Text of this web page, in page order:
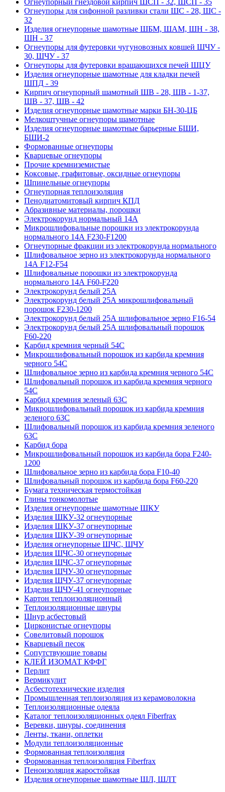
Огнеупоры для сифонной разливки стали ШС - 28, ШС -
32
Изделия огнеупорные шамотные ШБМ, ШАМ, ШН - 38,
ШН - 37
Огнеупоры для футеровки чугуновозных ковшей ШЧУ -
30, ШЧУ - 37
Огнеупоры для футеровки вращающихся печей ШЦУ
Изделия огнеупорные шамотные для кладки печей
ШПД - 39
Кирпич огнеупорный шамотный ШВ - 28, ШВ - 1-37,
ШВ - 37, ШВ - 42
Изделия огнеупорные шамотные марки БН-30-ЦБ
Мелкоштучные огнеупоры шамотные
Изделия огнеупорные шамотные барьерные БШИ,
БШИ-2
Формованные огнеупоры
Кварцевые огнеупоры
Прочие кремниземистые
Коксовые, графитовые, оксидные огнеупоры
Шпинельные огнеупоры
Огнеупорная теплоизоляция
Пенодиатомитовый кирпич КПД
Абразивные материалы, порошки
Электрокорунд нормальный 14А
Микрошлифовальные порошки из электрокорунда
нормального 14А F230-F1200
Огнеупорные фракции из электрокорунда нормального
Шлифовальное зерно из электрокорунда нормального
14А F12-F54
Шлифовальные порошки из электрокорунда
нормального 14А F60-F220
Электрокорунд белый 25А
Электрокорунд белый 25А микрошлифовальный
порошок F230-1200
Электрокорунд белый 25А шлифовальное зерно F16-54
Электрокорунд белый 25А шлифовальный порошок
F60-220
Карбид кремния черный 54С
Микрошлифовальный порошок из карбида кремния
черного 54С
Шлифовальное зерно из карбида кремния черного 54C
Шлифовальный порошок из карбида кремния черного
54С
Карбид кремния зеленый 63С
Микрошлифовальный порошок из карбида кремния
зеленого 63С
Шлифовальный порошок из карбида кремния зеленого
63С
Карбид бора
Микрошлифовальный порошок из карбида бора F240-
1200
Шлифовальное зерно из карбида бора F10-40
Шлифовальный порошок из карбида бора F60-220
Бумага техническая термостойкая
Глины тонкомолотые
Изделия огнеупорные шамотные ШКУ
Изделия ШКУ-32 огнеупорные
Изделия ШКУ-37 огнеупорные
Изделия ШКУ-39 огнеупорные
Изделия огнеупорные ШЧС, ШЧУ
Изделия ШЧС-30 огнеупорные
Изделия ШЧС-37 огнеупорные
Изделия ШЧУ-30 огнеупорные
Изделия ШЧУ-37 огнеупорные
Изделия ШЧУ-41 огнеупорные
Картон теплоизоляционный
Теплоизоляционные шнуры
Шнур асбестовый
Цирконистые огнеупоры
Совелитовый порошок
Кварцевый песок
Сопутствующие товары
КЛЕЙ ИЗОМАТ КФФГ
Перлит
Вермикулит
Асбесто­технические изделия
Промышленная теплоизоляция из керамоволокна
Теплоизоляционные одеяла
Каталог теплоизоляционных одеял Fiberfrax
Веревки, шнуры, соединения
Ленты, ткани, оплетки
Модули теплоизоляционные
Формованная теплоизоляция
Формованная теплоизоляция Fiberfrax
Пеноизоляция жаростойкая
Изделия огнеупорные шамотные ШЛ, ШЛТ